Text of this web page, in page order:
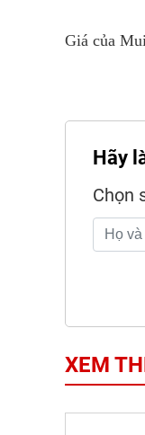
Giá của
Hãy
Chọn
XEM